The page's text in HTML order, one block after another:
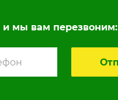
и мы вам перезвоним: